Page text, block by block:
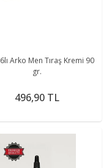
6lı Arko Men Tıraş Kremi 90
gr.
496,90 TL